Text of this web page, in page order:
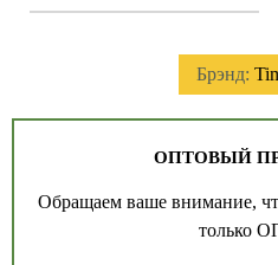
Брэнд:
ОПТОВЫЙ
Обращаем ваше внимание,
только